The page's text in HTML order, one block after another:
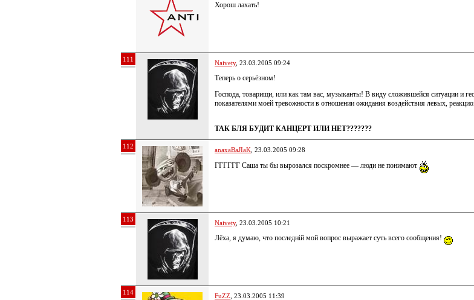
Хорош лахать!
111 Naivety, 23.03.2005 09:24
Теперь о серьёзном!
Господа, товарищи, или как там вас, музыканты! В виду сложившейся ситуации и
показателями моей тревожности в отношении ожидания воздействия левых,
ТАК БЛЯ БУДИТ КАНЦЕРТ ИЛИ НЕТ???????
112 anaxaBaJIaK , 23.03.2005 09:28
ГГГГГГ Саша ты бы вырозался поскромнее — люди не понимают
113 Naivety, 23.03.2005 10:21
Лёха, я думаю, что последній мой вопрос выражает суть всего сообщения!
114 FuZZ , 23.03.2005 11:39